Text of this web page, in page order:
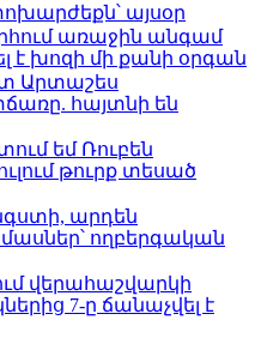
այսօր
առաջին անգամ
խոզի մի քանի օրգան
Արտաշես
հայտնի են
եմ Ռուբեն
թուրք տեսած
արդեն
ողբերգական
վերահաշվարկի
7-ը ճանաչվել է